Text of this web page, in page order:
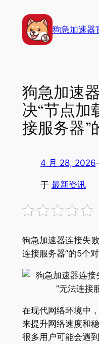
狗急加速器
狗急加速
决“节点加
接服务器”
4 月 28, 2026
于 最新资讯
狗急加速器连接失
连接服务器”的5个
在现代网络环境中
来提升网络速度和
很多用户可能会遇